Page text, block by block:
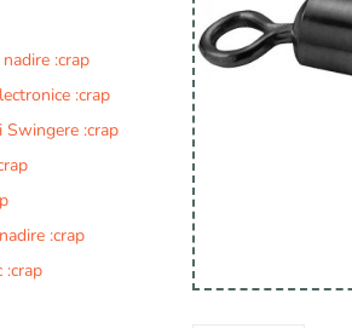
:crap
:crap
Swingere :crap
:crap
:crap